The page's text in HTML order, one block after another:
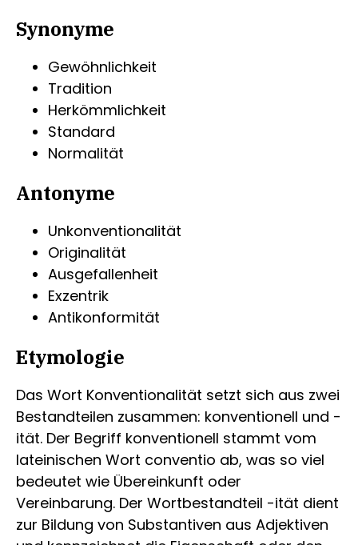
Synonyme
Gewöhnlichkeit
Tradition
Herkömmlichkeit
Standard
Normalität
Antonyme
Unkonventionalität
Originalität
Ausgefallenheit
Exzentrik
Antikonformität
Etymologie
Das Wort Konventionalität setzt sich aus zwei
Bestandteilen zusammen: konventionell und -
ität. Der Begriff konventionell stammt vom
lateinischen Wort conventio ab, was so viel
bedeutet wie Übereinkunft oder
Vereinbarung. Der Wortbestandteil -ität dient
zur Bildung von Substantiven aus Adjektiven